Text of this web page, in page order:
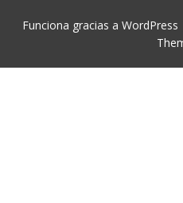
Funciona gracias a WordPress